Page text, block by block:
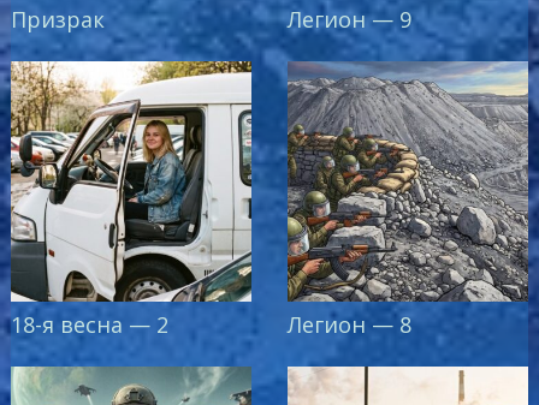
Призрак Легион — 9
18-я весна — 2 Легион — 8